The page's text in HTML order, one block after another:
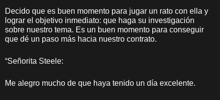
Decido que es buen momento para jugar un rato con ella y
lograr el objetivo inmediato: que haga su investigación
sobre nuestro tema. Es un buen momento para conseguir
que dé un paso más hacia nuestro contrato.
“Señorita Steele:
Me alegro mucho de que haya tenido un día excelente.